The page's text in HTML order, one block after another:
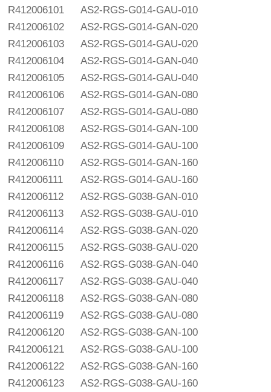
R412006101
AS2-RGS-G014-GAU-010
R412006102
AS2-RGS-G014-GAN-020
R412006103
AS2-RGS-G014-GAU-020
R412006104
AS2-RGS-G014-GAN-040
R412006105
AS2-RGS-G014-GAU-040
R412006106
AS2-RGS-G014-GAN-080
R412006107
AS2-RGS-G014-GAU-080
R412006108
AS2-RGS-G014-GAN-100
R412006109
AS2-RGS-G014-GAU-100
R412006110
AS2-RGS-G014-GAN-160
R412006111
AS2-RGS-G014-GAU-160
R412006112
AS2-RGS-G038-GAN-010
R412006113
AS2-RGS-G038-GAU-010
R412006114
AS2-RGS-G038-GAN-020
R412006115
AS2-RGS-G038-GAU-020
R412006116
AS2-RGS-G038-GAN-040
R412006117
AS2-RGS-G038-GAU-040
R412006118
AS2-RGS-G038-GAN-080
R412006119
AS2-RGS-G038-GAU-080
R412006120
AS2-RGS-G038-GAN-100
R412006121
AS2-RGS-G038-GAU-100
R412006122
AS2-RGS-G038-GAN-160
R412006123
AS2-RGS-G038-GAU-160